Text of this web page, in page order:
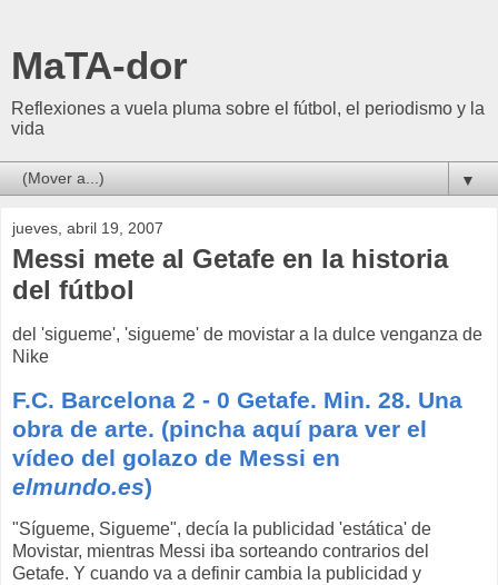
MaTA-dor
Reflexiones a vuela pluma sobre el fútbol, el periodismo y la
vida
▼
jueves, abril 19, 2007
Messi mete al Getafe en la historia
del fútbol
del 'sigueme', 'sigueme' de movistar a la dulce venganza de
Nike
F.C. Barcelona 2 - 0 Getafe. Min. 28. Una
obra de arte. (pincha aquí para ver el
vídeo del golazo de Messi en
elmundo.es)
"Sígueme, Sigueme", decía la publicidad 'estática' de
Movistar, mientras Messi iba sorteando contrarios del
Getafe. Y cuando va a definir cambia la publicidad y